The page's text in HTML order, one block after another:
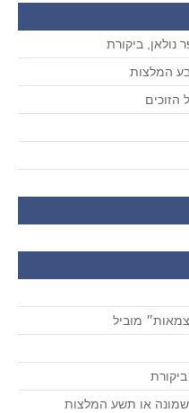
נולאן, ביקורת